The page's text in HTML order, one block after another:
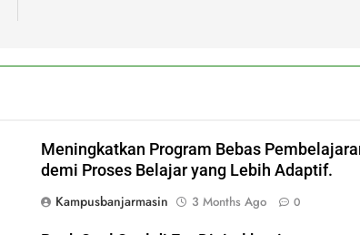
Meningkatkan Program Bebas
demi Proses Belajar yang Lebih Adaptif.
Kampusbanjarmasin
3 Months Ago 0